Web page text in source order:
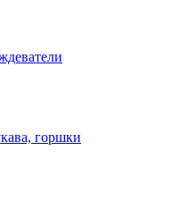
горшки